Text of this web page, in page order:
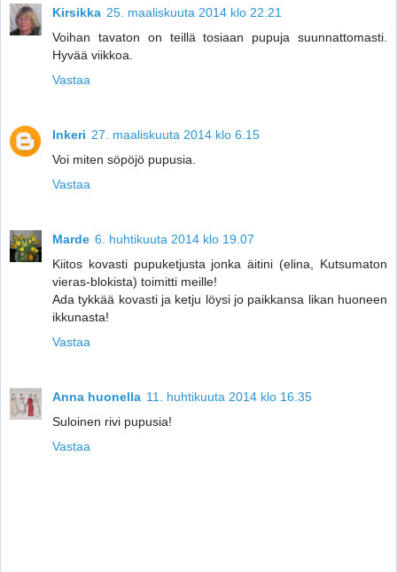
Kirsikka 25. maaliskuuta 2014 klo 22.21
Voihan tavaton on teillä tosiaan pupuja suunnattomasti.
Hyvää viikkoa.
Vastaa
Inkeri 27. maaliskuuta 2014 klo 6.15
Voi miten söpöjö pupusia.
Vastaa
Marde 6. huhtikuuta 2014 klo 19.07
Kiitos kovasti pupuketjusta jonka äitini (elina, Kutsumaton
vieras-blokista) toimitti meille!
Ada tykkää kovasti ja ketju löysi jo paikkansa likan huoneen
ikkunasta!
Vastaa
Anna huonella 11. huhtikuuta 2014 klo 16.35
Suloinen rivi pupusia!
Vastaa